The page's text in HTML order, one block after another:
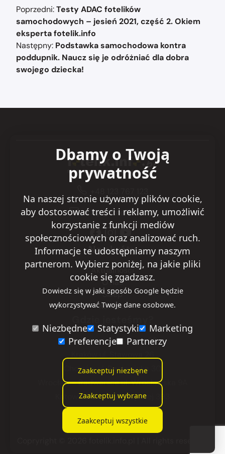
Nawigacja
wpisu
Poprzedni:Testy ADAC fotelików
samochodowych – jesień 2021, część 2. Okiem
eksperta fotelik.info
Następny: Podstawka samochodowa kontra
poddupnik. Naucz się je odróżniać dla dobra
swojego dziecka!
sklep@fotelik.info.pl
Na skróty
Aktualności
O nas
Sklep
Kontakt
Warszawaul. Ryżowa 29
Chorzówul. Racławicka 30
Wrocław - Radwaniceul. Wrocławska 9A
Katowice ul. Armii Krajowej 393
Dbamy o Twoją
prywatność
Na naszej stronie używamy plików cookie,
aby dostosować treści i reklamy, umożliwić
korzystanie z funkcji mediów
społecznościowych oraz analizować ruch.
Informacje te udostępniamy naszym
partnerom. Wybierz poniżej, na jakie pliki
cookie się zgadzasz.
Dowiedz się w jaki sposób Google będzie
wykorzystywać Twoje dane osobowe.
Niezbędne Statystyki
Marketing
Preferencje
Partnerzy
Zaakceptuj niezbęne
Zaakceptuj wybrane
Zaakceptuj wszystkie